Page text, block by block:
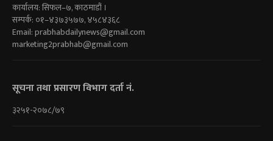
कार्यालय: सिफल–७, काठमाडौं ।
सम्पर्क: ०१–४३७३५७७, ४५८४३६८
Email:prabhabdailynews@gmail.com
marketing2prabhab@gmail.com
सूचना तथा प्रसारण विभाग दर्ता नं.
३२५१-२०७८/७९